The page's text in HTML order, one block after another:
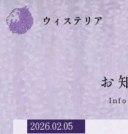
お
2026.02.05